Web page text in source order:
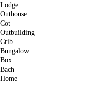
Lodge
Outhouse
Cot
Outbuilding
Crib
Bungalow
Box
Bach
Home